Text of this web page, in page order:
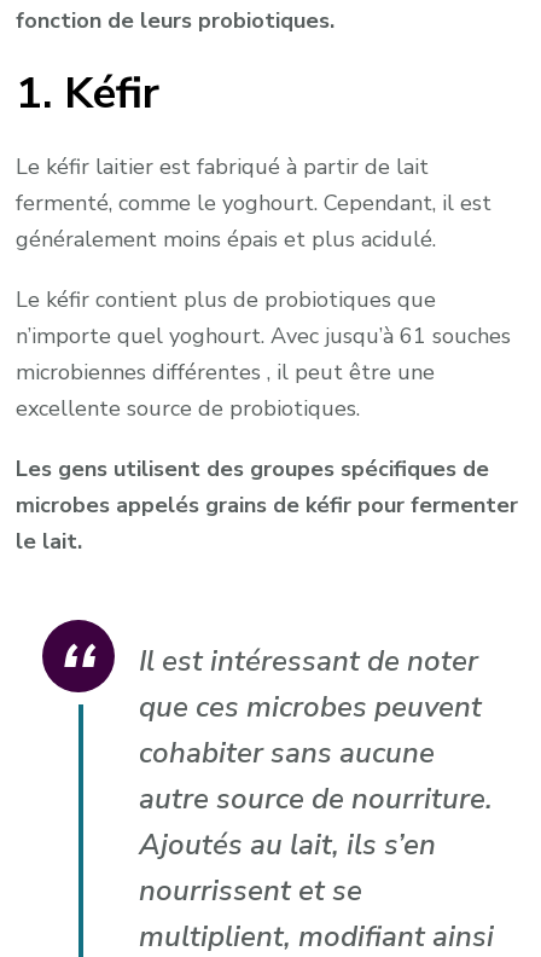
fonction de leurs probiotiques.
1. Kéfir
Le kéfir laitier est fabriqué à partir de lait
fermenté, comme le yoghourt. Cependant, il est
généralement moins épais et plus acidulé.
Le kéfir contient plus de probiotiques que
n’importe quel yoghourt. Avec jusqu’à 61 souches
microbiennes différentes , il peut être une
excellente source de probiotiques.
Les gens utilisent des groupes spécifiques de
microbes appelés grains de kéfir pour fermenter
le lait.
Il est intéressant de noter
que ces microbes peuvent
cohabiter sans aucune
autre source de nourriture.
Ajoutés au lait, ils s’en
nourrissent et se
multiplient, modifiant ainsi